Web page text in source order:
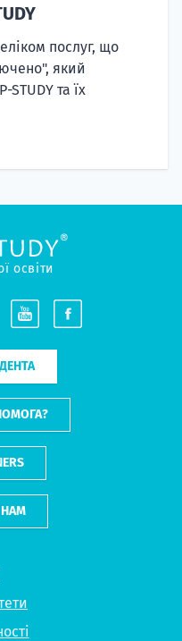
послуг, що
який
та їх
освіти
НАМ